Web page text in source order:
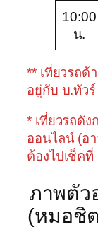
10:00
น.
** เที่ยวรถด้
อยู่กับ บ.ทัว
* เที่ยวรถดัง
ออนไลน์ (อ
ต้องไปเช็ค
ภาพตัว
(หมอชิ